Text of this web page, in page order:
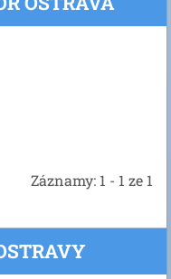
Záznamy: 1 - 1 ze 1